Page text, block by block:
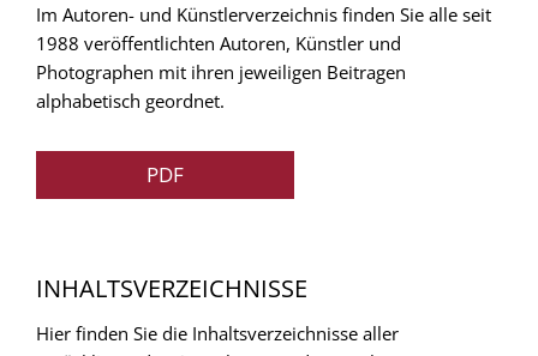
Im Autoren- und Künstlerverzeichnis finden Sie alle seit
1988 veröffentlichten Autoren, Künstler und
Photographen mit ihren jeweiligen Beitragen
alphabetisch geordnet.
PDF
INHALTSVERZEICHNISSE
Hier finden Sie die Inhaltsverzeichnisse aller